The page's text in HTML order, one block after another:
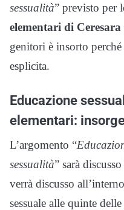
sessualità” previsto per
elementari di Ceresara
genitori è insorto
esplicita.
Educazione
elementari:
L’argomento “
sessualità” sarà
verrà discusso
sessuale alle quinte